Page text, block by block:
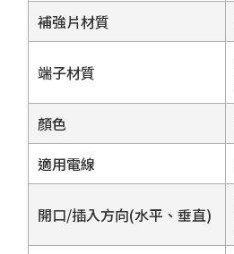
補強片材質
端子材質
顏色
適用電線
開口/插入方向(水平、垂直)